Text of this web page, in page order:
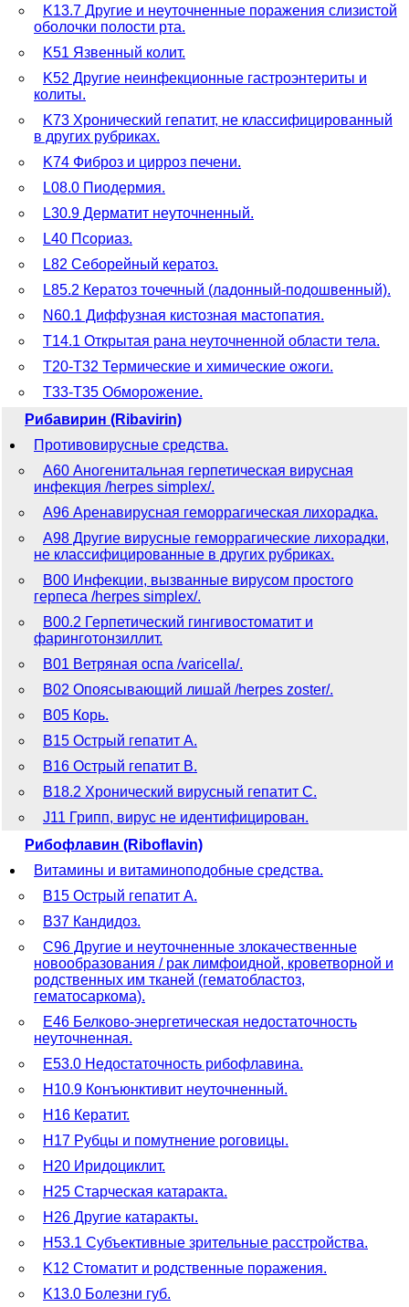
K13.7 Другие и неуточненные поражения слизистой
оболочки полости рта.
K51 Язвенный колит.
K52 Другие неинфекционные гастроэнтериты и
колиты.
K73 Хронический гепатит, не классифицированный
в других рубриках.
K74 Фиброз и цирроз печени.
L08.0 Пиодермия.
L30.9 Дерматит неуточненный.
L40 Псориаз.
L82 Себорейный кератоз.
L85.2 Кератоз точечный (ладонный-подошвенный).
N60.1 Диффузная кистозная мастопатия.
T14.1 Открытая рана неуточненной области тела.
T20-T32 Термические и химические ожоги.
T33-T35 Обморожение.
Рибавирин (Ribavirin)
Противовирусные средства.
A60 Аногенитальная герпетическая вирусная
инфекция /herpes simplex/.
A96 Аренавирусная геморрагическая лихорадка.
A98 Другие вирусные геморрагические лихорадки,
не классифицированные в других рубриках.
B00 Инфекции, вызванные вирусом простого
герпеса /herpes simplex/.
B00.2 Герпетический гингивостоматит и
фаринготонзиллит.
B01 Ветряная оспа /varicella/.
B02 Опоясывающий лишай /herpes zoster/.
B05 Корь.
B15 Острый гепатит A.
B16 Острый гепатит B.
B18.2 Хронический вирусный гепатит C.
J11 Грипп, вирус не идентифицирован.
Рибофлавин (Riboflavin)
Витамины и витаминоподобные средства.
B15 Острый гепатит A.
B37 Кандидоз.
C96 Другие и неуточненные злокачественные
новообразования / рак лимфоидной, кроветворной и
родственных им тканей (гематобластоз,
гематосаркома).
E46 Белково-энергетическая недостаточность
неуточненная.
E53.0 Недостаточность рибофлавина.
H10.9 Конъюнктивит неуточненный.
H16 Кератит.
H17 Рубцы и помутнение роговицы.
H20 Иридоциклит.
H25 Старческая катаракта.
H26 Другие катаракты.
H53.1 Субъективные зрительные расстройства.
K12 Стоматит и родственные поражения.
K13.0 Болезни губ.